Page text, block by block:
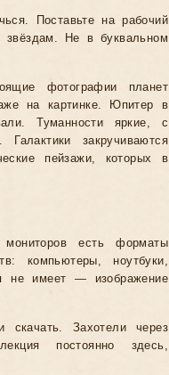
Поставьте на рабочий
Не в буквальном
фотографии планет
на картинке. Юпитер в
Туманности яркие, с
закручиваются
пейзажи, которых в
есть форматы
компьютеры, ноутбуки,
не имеет — изображение
Захотели через
постоянно здесь,